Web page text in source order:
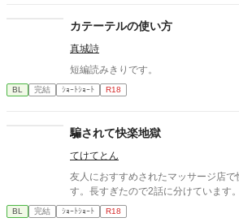
カテーテルの使い方
真城詩
短編読みきりです。
BL 完結 ｼｮｰﾄｼｮｰﾄ R18
騙されて快楽地獄
てけてとん
友人におすすめされたマッサージ店
す。長すぎたので2話に分けています。
BL 完結 ｼｮｰﾄｼｮｰﾄ R18